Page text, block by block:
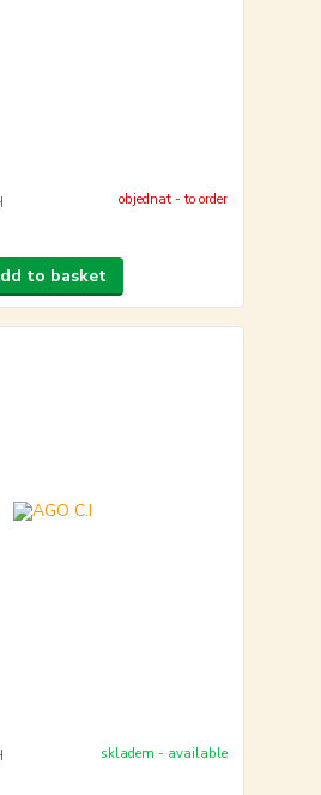
objednat - to order
to basket
skladem - available